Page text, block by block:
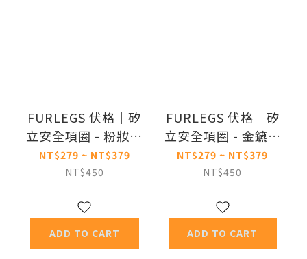
FURLEGS 伏格｜矽
立安全項圈 - 粉妝玉
砌
NT$279 ~ NT$379
NT$450
ADD TO CART
FURLEGS 伏格｜矽
立安全項圈 - 金鑣玉
轡
NT$279 ~ NT$379
NT$450
ADD TO CART